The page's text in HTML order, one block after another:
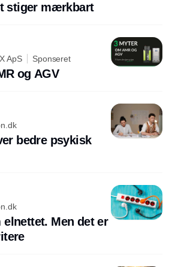
stiger mærkbart
ApS Sponseret
og AGV
bedre psykisk
Men det er